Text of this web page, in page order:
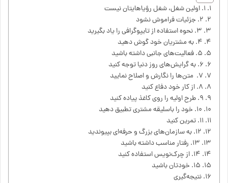
۱. اولین شغل، شغل رؤیاهایتان نیست
۲. جزئیات فراموش نشود
۳. نحوه استفاده از تایپوگرافی را یاد بگیرید
۴. به مشتریان خود گوش دهید
۵. فعالیت‌های جانبی داشته باشید
۶. به گرایش‌های روز دنیا توجه کنید
۷. متن‌ها را نگارش و اصلاح نمایید
۸. از کار خود دفاع کنید
۹. طرح اولیه را روی کاغذ پیاده کنید
۱۰. خود را باسلیقه مشتری تطبیق دهید
۱۱. تمرین کنید
۱۲. به سازمان‌های بزرگ و حرفه‌ای بپیوندید
۱۳. رفتار مناسب داشته باشید
۱۴. از چرک‌نویس استفاده کنید
۱۵. خودتان باشید
نتیجه‌گیری